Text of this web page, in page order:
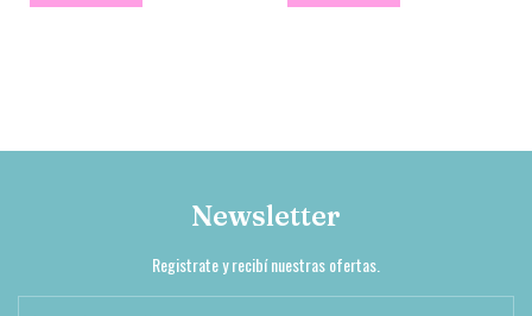
Newsletter
Registrate y recibí nuestras ofertas.